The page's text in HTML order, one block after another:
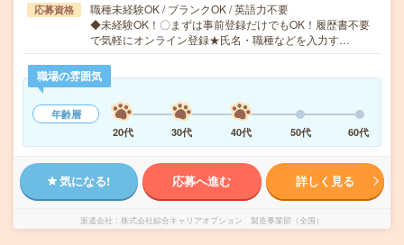
応募資格
職種未経験OK / ブランクOK / 英語力不要
◆未経験OK！〇まずは事前登録だけでもOK！履歴書不要
で気軽にオンライン登録★氏名・職種などを入力す…
職場の雰囲気
年齢層
20代
30代 40代 50代 60代
気になる! 応募へ進む 詳しく見る
派遣会社 株式会社綜合キャリアオプション 製造事業部（全国）